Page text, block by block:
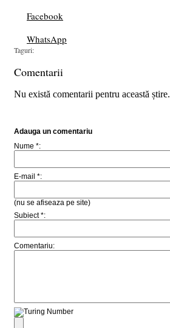
Facebook
WhatsApp
Taguri:
Comentarii
Nu există comentarii pentru această știre.
Adauga un comentariu
Nume *:
E-mail *:
(nu se afiseaza pe site)
Subiect *:
Comentariu: